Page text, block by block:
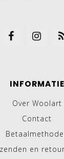
INFORMATIE
Over Woolart
Contact
en